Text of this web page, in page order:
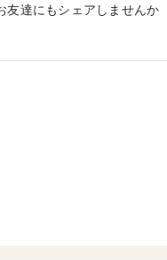
(200g)
原材料〉
友達にもシェアしませんか